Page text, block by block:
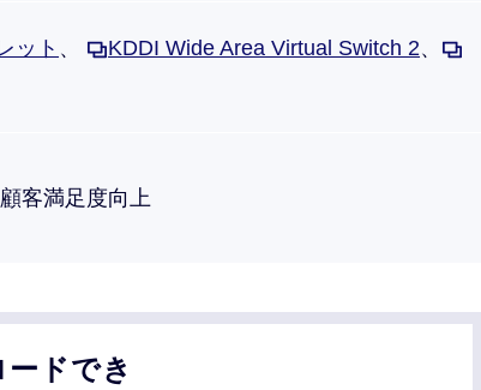
ット 、 KDDI Wide Area Virtual Switch 2、
客満足度向上
ドでき